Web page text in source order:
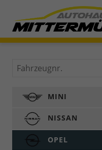
Fahrzeugnr.
MINI
NISSAN
OPEL